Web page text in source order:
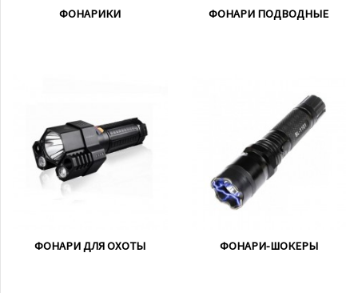
ФОНАРИКИ ФОНАРИ ПОДВОДНЫЕ
ФОНАРИ ДЛЯ ОХОТЫ ФОНАРИ-ШОКЕРЫ